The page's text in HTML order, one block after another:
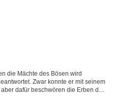
die Mächte des Bösen wird
Zwar konnte er mit seinem
dafür beschwören die Erben der